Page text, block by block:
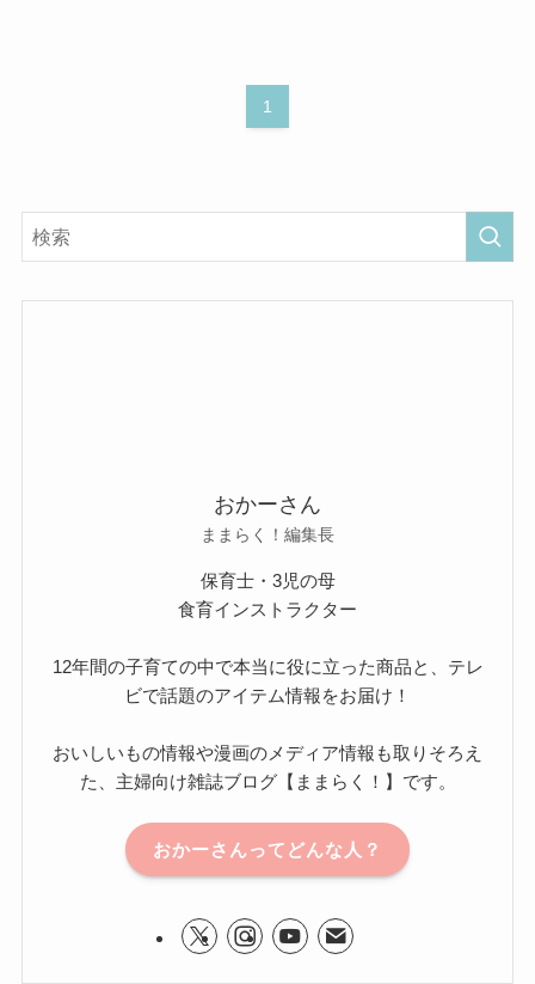
1
おかーさん
ままらく！編集長
保育士・3児の母
食育インストラクター
12年間の子育ての中で本当に役に立った商品と、テレ
ビで話題のアイテム情報をお届け！
おいしいもの情報や漫画のメディア情報も取りそろえ
た、主婦向け雑誌ブログ【ままらく！】です。
おかーさんってどんな人？